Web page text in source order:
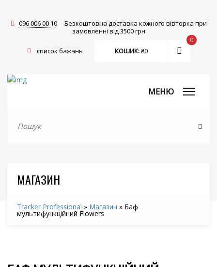
096 006 00 10
Безкоштовна доставка кожного вівторка при
замовленні від 3500 грн
список бажань КОШИК:₴0
0
МЕНЮ
МАГАЗИН
Tracker Professional » Магазин » Баф
мультифункційний Flowers